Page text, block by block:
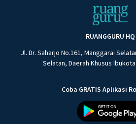
RUANGGURU HQ
Jl. Dr. Saharjo No.161, Manggarai
Selatan, Daerah Khusus
Coba GRATIS Aplikasi